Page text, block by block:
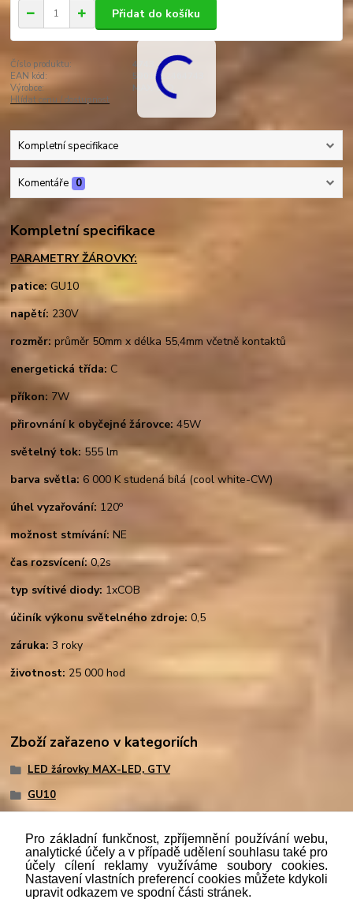
Přidat do košíku
Číslo produktu:
4743
EAN kód:
5901812464743
Výrobce:
MAX-LED
Hlídat cenu / dostupnost
Kompletní specifikace
Komentáře 0
Kompletní specifikace
PARAMETRY ŽÁROVKY:
patice: GU10
napětí: 230V
rozměr: průměr 50mm x délka 55,4mm včetně kontaktů
energetická třída: C
příkon: 7W
přirovnání k obyčejné žárovce: 45W
světelný tok: 555 lm
barva světla: 6 000 K studená bílá (cool white-CW)
úhel vyzařování: 120o
možnost stmívání: NE
čas rozsvícení:0,2s
typ svítivé diody: 1xCOB
účiník výkonu světelného zdroje: 0,5
záruka: 3 roky
životnost: 25 000 hod
Zboží zařazeno v kategoriích
LED žárovky MAX-LED, GTV
GU10
Podlezákona č. 112/mmmmm2016 Sb. o evidenci tržeb je
prodávající povinen vystavit kupujícímu účtenku. Zároveň je
Pro základní funkčnost, zpříjemnění používání webu,
analytické účely a v případě udělení souhlasu také pro
účely cílení reklamy využíváme soubory cookies.
Nastavení vlastních preferencí cookies můžete kdykoli
upravit odkazem ve spodní části stránek.